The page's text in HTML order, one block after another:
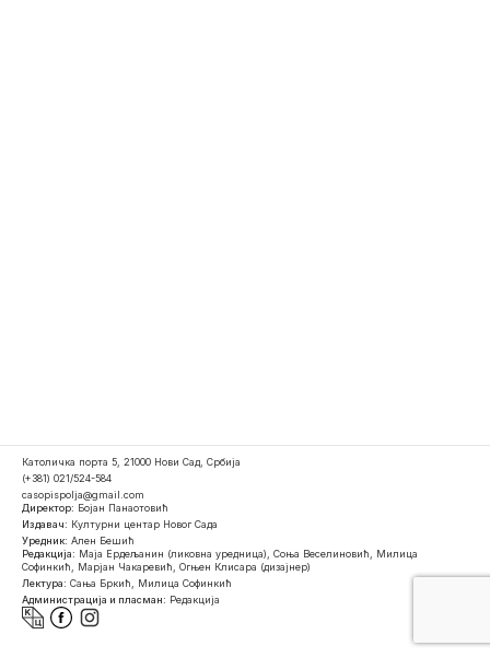
Католичка порта 5, 21000 Нови Сад, Србија
(+381) 021/524-584
casopispolja@gmail.com
Директор: Бојан Панаотовић
Издавач: Културни центар Новог Сада
Уредник: Ален Бешић
Редакција: Маја Ердељанин (ликовна уредница), Соња Веселиновић, Милица
Софинкић, Марјан Чакаревић, Огњен Клисара (дизајнер)
Лектура: Сања Бркић, Милица Софинкић
Администрација и пласман: Редакција